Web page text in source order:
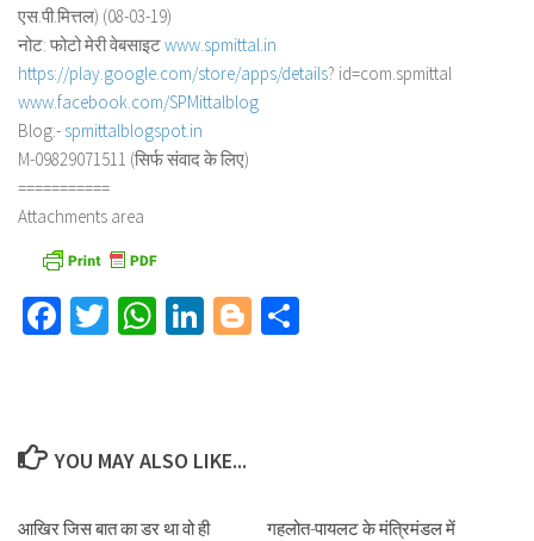
एस.पी.मित्तल) (08-03-19)
नोट: फोटो मेरी वेबसाइटwww.spmittal.in
https://play.google.com/store/apps/details? id=com.spmittal
www.facebook.com/SPMittalblog
Blog:- spmittalblogspot.in
M-09829071511 (सिर्फ संवाद के लिए)
===========
Attachments area
Facebook
TwitterWhatsApp
LinkedIn
Blogger
YOU MAY ALSO LIKE...
आखिर जिस बात का डर था वो ही
गहलोत-पायलट के मंत्रिमंडल में